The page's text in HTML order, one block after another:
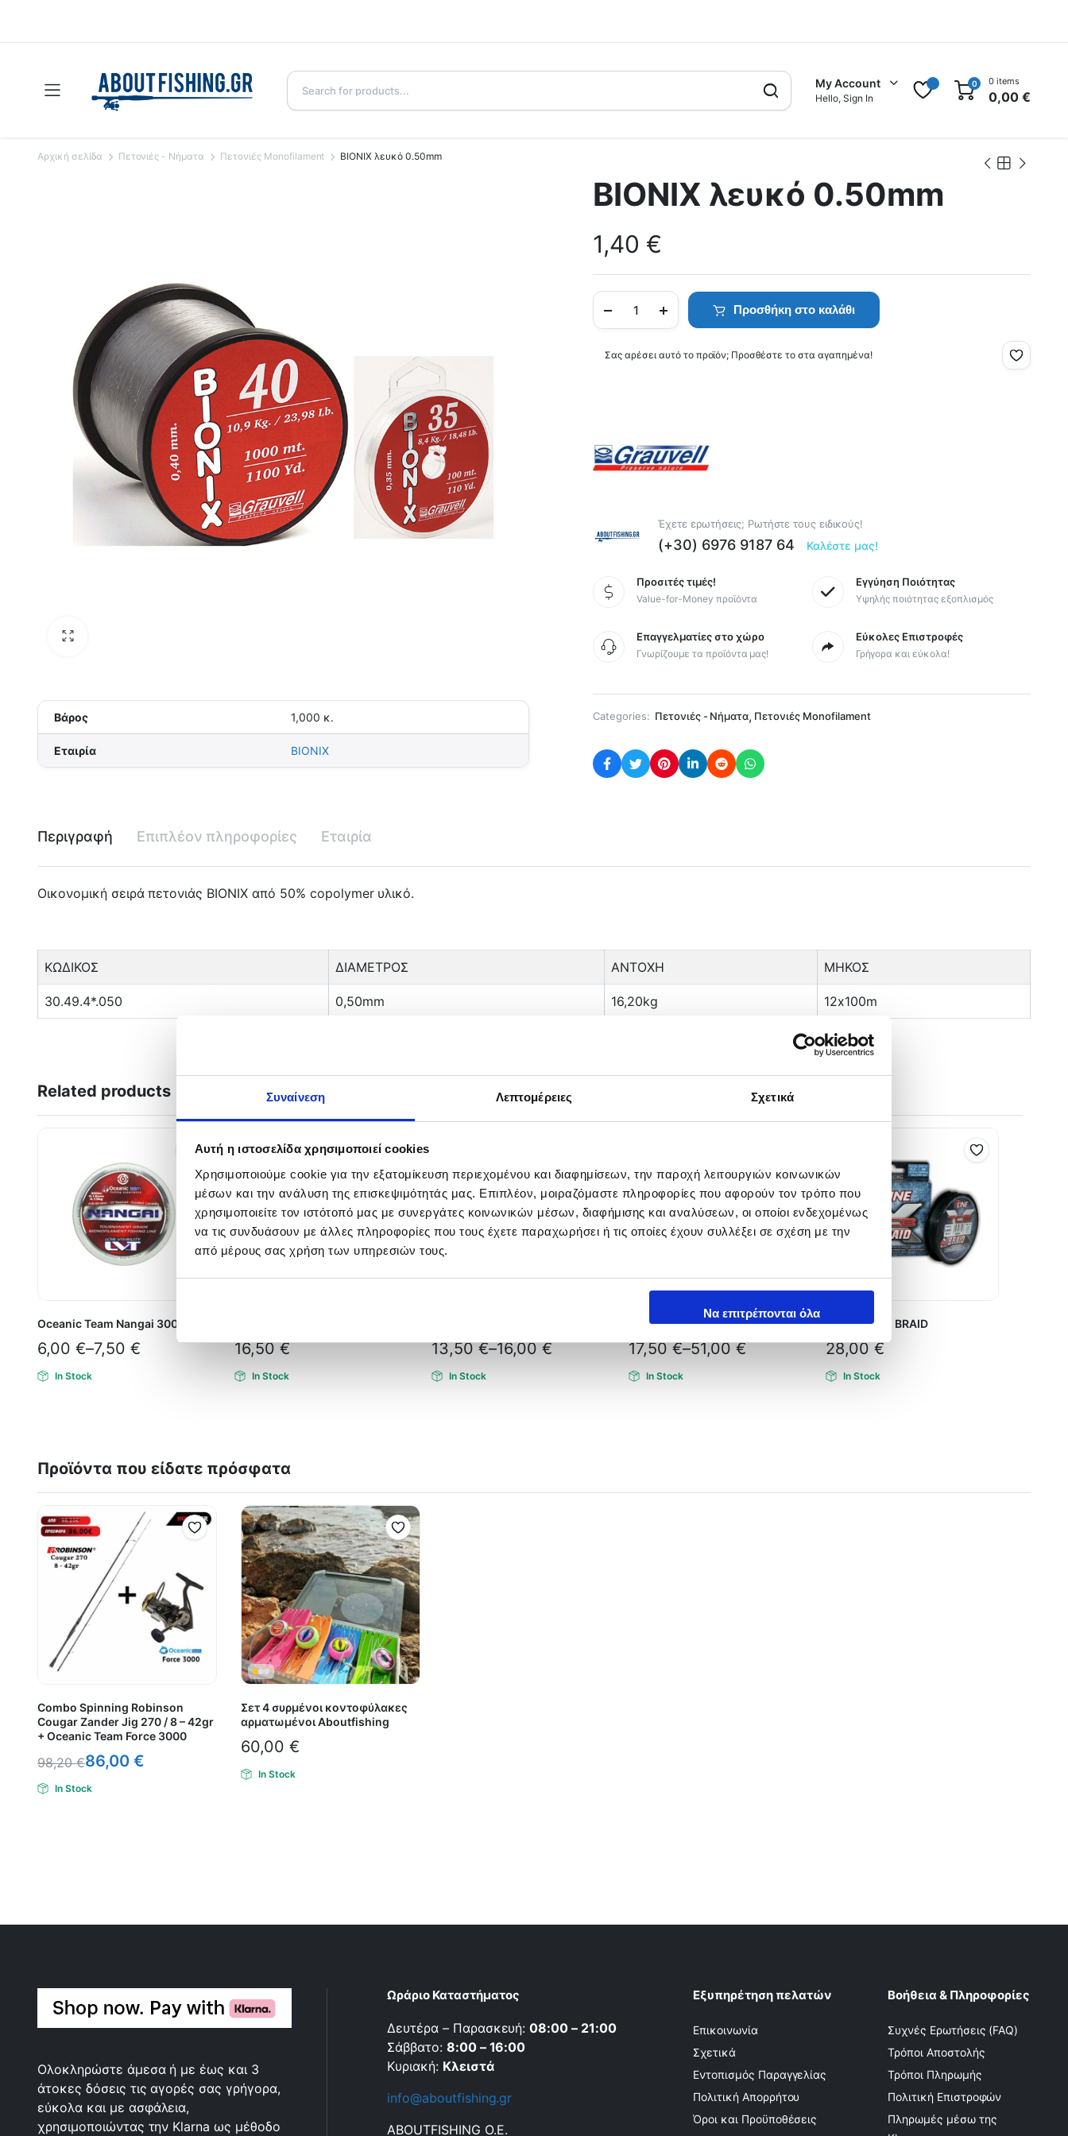
Συναίνεση Λεπτομέρειες Σχετικά
Αυτή η ιστοσελίδα χρησιμοποιεί cookies
Χρησιμοποιούμε cookie για την εξατομίκευση περιεχομένου και διαφημίσεων, την παροχή λειτουργιών κοινωνικών
μέσων και την ανάλυση της επισκεψιμότητάς μας. Επιπλέον, μοιραζόμαστε πληροφορίες που αφορούν τον τρόπο που
χρησιμοποιείτε τον ιστότοπό μας με συνεργάτες κοινωνικών μέσων, διαφήμισης και αναλύσεων, οι οποίοι ενδεχομένως
να τις συνδυάσουν με άλλες πληροφορίες που τους έχετε παραχωρήσει ή τις οποίες έχουν συλλέξει σε σχέση με την
από μέρους σας χρήση των υπηρεσιών τους.
Να επιτρέπονται όλα
My Account
Hello, Sign In
0 0 items
0,00€
Αρχική σελίδα Πετονιές - Νήματα Πετονιές Monofilament BIONIX λευκό 0.50mm
Βάρος 1,000 κ.
Εταιρία BIONIX
BIONIX λευκό 0.50mm
1,40 €
Προσθήκη στο καλάθι
Σας αρέσει αυτό το προϊόν; Προσθέστε το στα αγαπημένα!
Έχετε ερωτήσεις; Ρωτήστε τους ειδικούς!
(+30) 6976 9187 64 Καλέστε μας!
Προσιτές τιμές!
Value-for-Money προϊόντα
Εγγύηση Ποιότητας
Υψηλής ποιότητας εξοπλισμός
Επαγγελματίες στο χώρο
Γνωρίζουμε τα προϊόντα μας!
Εύκολες Επιστροφές
Γρήγορα και εύκολα!
Categories: Πετονιές - Νήματα, Πετονιές Monofilament
Περιγραφή Επιπλέον πληροφορίες Εταιρία
Οικονομική σειρά πετονιάς BIONIX από 50% copolymer υλικό.
ΚΩΔΙΚΟΣ ΔΙΑΜΕΤΡΟΣ ΑΝΤΟΧΗ ΜΗΚΟΣ
30.49.4*.050 0,50mm 16,20kg 12x100m
Related products
Oceanic Team Nangai 300m
6,00 €–7,50 €
In Stock
16,50 €
In Stock
13,50 €–16,00 €
In Stock
SEAGUAR FXR Fluorocarbon
17,50 €–51,00 €
In Stock
PLINE TCB X BRAID
28,00 €
In Stock
Προϊόντα που είδατε πρόσφατα
Combo Spinning Robinson
Cougar Zander Jig 270 / 8 – 42gr
+ Oceanic Team Force 3000
98,20€86,00 €
In Stock
Σετ 4 συρμένοι κοντοφύλακες
αρματωμένοι Aboutfishing
60,00 €
In Stock
Ολοκληρώστε άμεσα ή με έως και 3
άτοκες δόσεις τις αγορές σας γρήγορα,
εύκολα και με ασφάλεια,
χρησιμοποιώντας την Klarna ως μέθοδο
Ωράριο Καταστήματος
Δευτέρα – Παρασκευή:08:00 – 21:00
Σάββατο: 8:00 – 16:00
Κυριακή: Κλειστά
info@aboutfishing.gr
ABOUTFISHING Ο.Ε.
Εξυπηρέτηση πελατών
Επικοινωνία
Σχετικά
Εντοπισμός Παραγγελίας
Πολιτική Απορρήτου
Όροι και Προϋποθέσεις
Βοήθεια & Πληροφορίες
Συχνές Ερωτήσεις (FAQ)
Τρόποι Αποστολής
Τρόποι Πληρωμής
Πολιτική Επιστροφών
Πληρωμές μέσω της